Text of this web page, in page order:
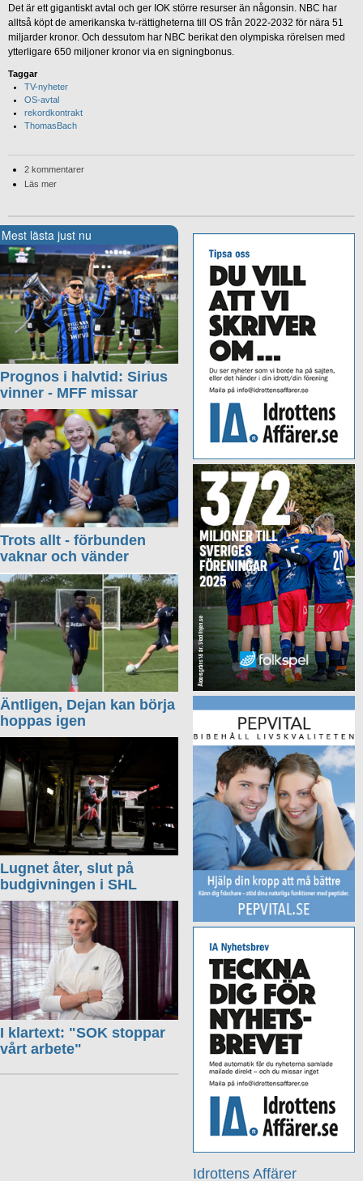
Det är ett gigantiskt avtal och ger IOK större resurser än någonsin. NBC har
alltså köpt de amerikanska tv-rättigheterna till OS från 2022-2032 för nära 51
miljarder kronor. Och dessutom har NBC berikat den olympiska rörelsen med
ytterligare 650 miljoner kronor via en signingbonus.
Taggar
TV-nyheter
OS-avtal
rekordkontrakt
ThomasBach
2 kommentarer
Läs mer
Idrottens Affärer
Mest lästa just nu
Prognos i halvtid: Sirius
vinner - MFF missar
Trots allt - förbunden
vaknar och vänder
Äntligen, Dejan kan börja
hoppas igen
Lugnet åter, slut på
budgivningen i SHL
I klartext: "SOK stoppar
vårt arbete"